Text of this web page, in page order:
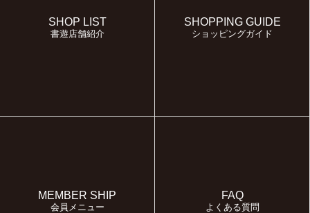
SHOP LIST
書遊店舗紹介
SHOPPING GUIDE
ショッピングガイド
MEMBER SHIP
会員メニュー
FAQ
よくある質問